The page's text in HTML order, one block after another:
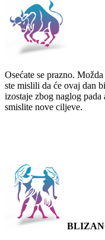
Osećate se prazno.
ste mislili da će ovaj dan
izostaje zbog naglog
smislite nove ciljeve.